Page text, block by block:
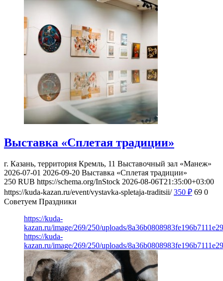
Выставка «Сплетая традиции»
г. Казань, территория Кремль, 11 Выставочный зал «Манеж»
2026-07-01 2026-09-20 Выставка «Сплетая традиции»
250 RUB https://schema.org/InStock 2026-08-06T21:35:00+03:00
https://kuda-kazan.ru/event/vystavka-spletaja-traditsii/ 350 ₽ 69 0
Советуем Праздники
https://kuda-
kazan.ru/image/269/250/uploads/
https://kuda-
kazan.ru/image/269/250/uploads/